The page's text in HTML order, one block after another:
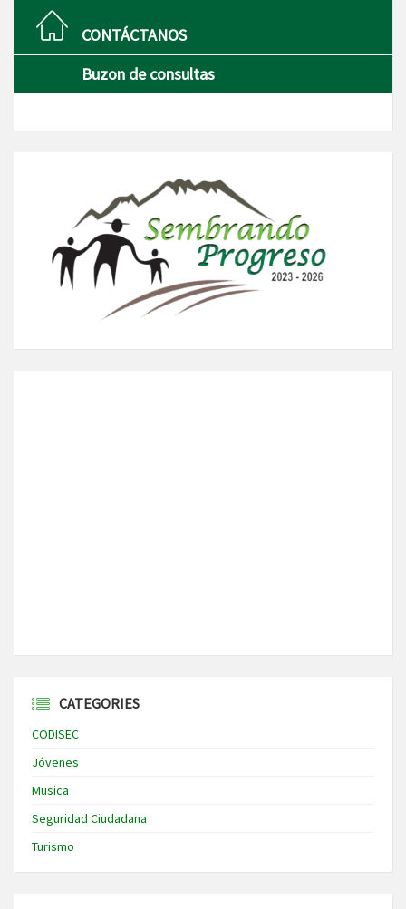
CONTÁCTANOS
Buzon de consultas
CATEGORIES
CODISEC
Jóvenes
Musica
Seguridad Ciudadana
Turismo